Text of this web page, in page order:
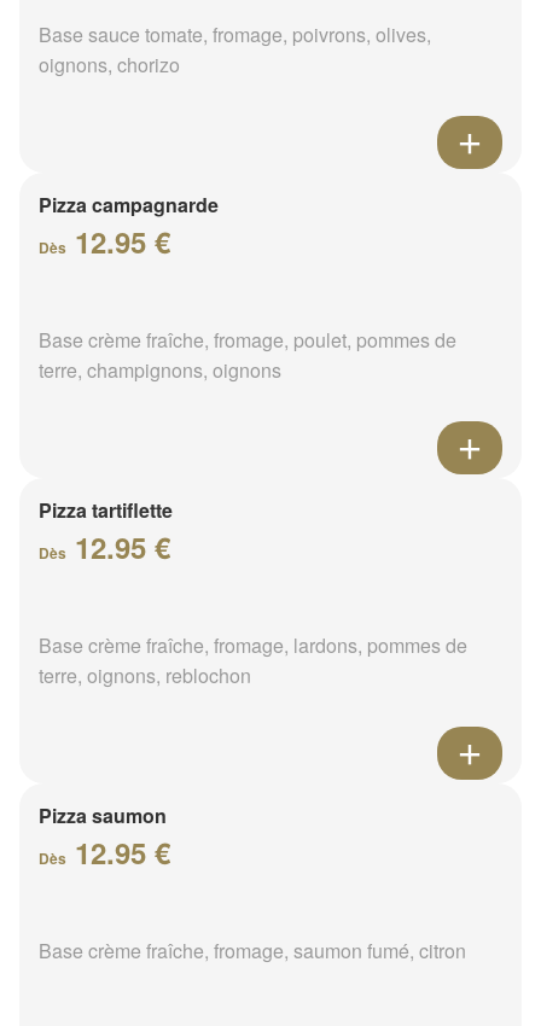
Base sauce tomate, fromage, poivrons, olives,
oignons, chorizo
Pizza campagnarde
Dès 12.95 €
Base crème fraîche, fromage, poulet, pommes de
terre, champignons, oignons
Pizza tartiflette
Dès 12.95 €
Base crème fraîche, fromage, lardons, pommes de
terre, oignons, reblochon
Pizza saumon
Dès 12.95 €
Base crème fraîche, fromage, saumon fumé, citron